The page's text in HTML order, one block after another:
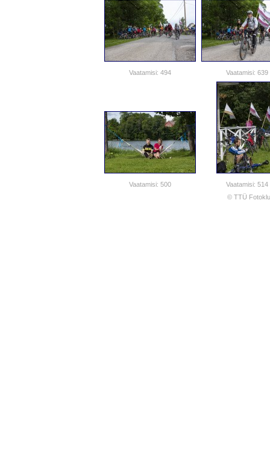
Vaatamisi: 494 Vaatamisi: 639
Vaatamisi: 500
Vaatamisi: 514
© TTÜ